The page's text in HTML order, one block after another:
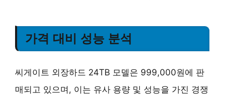
가격 대비 성능 분석
씨게이트 외장하드 24TB 모델은 999,000원에 판
매되고 있으며, 이는 유사 용량 및 성능을 가진 경쟁